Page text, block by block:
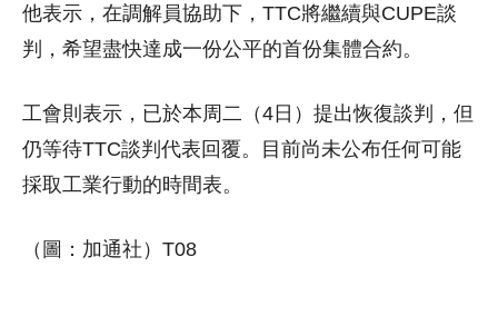
他表示，在調解員協助下，TTC將繼續與CUPE談
判，希望盡快達成一份公平的首份集體合約。
工會則表示，已於本周二（4日）提出恢復談判，但
仍等待TTC談判代表回覆。目前尚未公布任何可能
採取工業行動的時間表。
（圖：加通社）T08